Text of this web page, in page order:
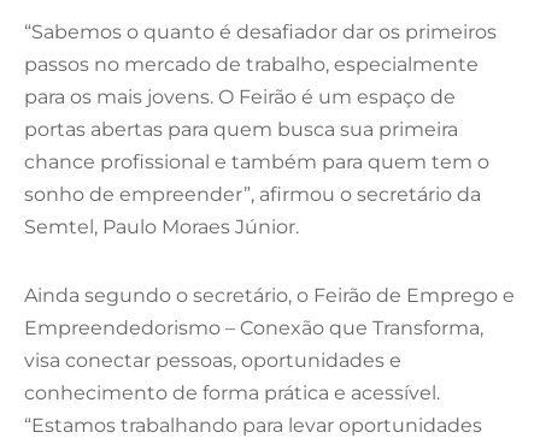
“Sabemos o quanto é desafiador dar os primeiros
passos no mercado de trabalho, especialmente
para os mais jovens. O Feirão é um espaço de
portas abertas para quem busca sua primeira
chance profissional e também para quem tem o
sonho de empreender”, afirmou o secretário da
Semtel, Paulo Moraes Júnior.
Ainda segundo o secretário, o Feirão de Emprego e
Empreendedorismo – Conexão que Transforma,
visa conectar pessoas, oportunidades e
conhecimento de forma prática e acessível.
“Estamos trabalhando para levar oportunidades